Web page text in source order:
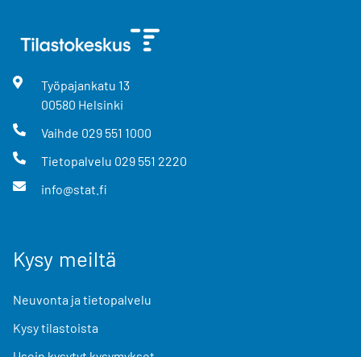
Työpajankatu 13
00580 Helsinki
Vaihde 029 551 1000
Tietopalvelu 029 551 2220
info@stat.fi
Kysy meiltä
Neuvonta ja tietopalvelu
Kysy tilastoista